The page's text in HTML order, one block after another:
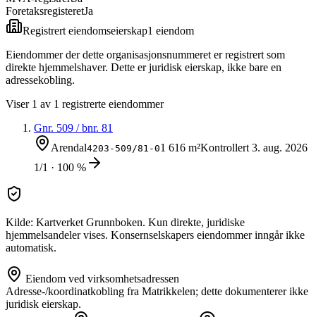
ForetaksregisteretJa
Registrert eiendomseierskap1 eiendom
Eiendommer der dette organisasjonsnummeret er registrert som
direkte hjemmelshaver. Dette er juridisk eierskap, ikke bare en
adressekobling.
Viser 1 av 1 registrerte eiendommer
Gnr. 509 / bnr. 81
Arendal4203-509/81-01 616 m²Kontrollert3. aug. 2026
1/1 · 100 %
Kilde: Kartverket Grunnboken. Kun direkte, juridiske
hjemmelsandeler vises. Konsernselskapers eiendommer inngår ikke
automatisk.
Eiendom ved virksomhetsadressen
Adresse-/koordinatkobling fra Matrikkelen; dette dokumenterer ikke
juridisk eierskap.